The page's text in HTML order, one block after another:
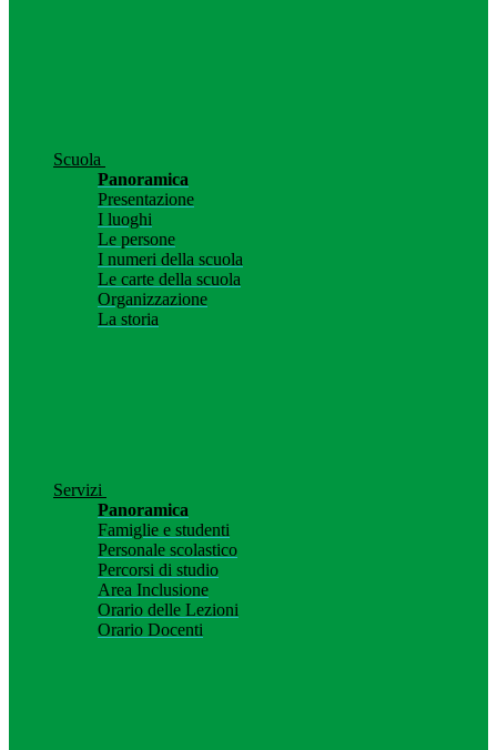
Scuola
Panoramica
Presentazione
I luoghi
Le persone
I numeri della scuola
Le carte della scuola
Organizzazione
La storia
Servizi
Panoramica
Famiglie e studenti
Personale scolastico
Percorsi di studio
Area Inclusione
Orario delle Lezioni
Orario Docenti